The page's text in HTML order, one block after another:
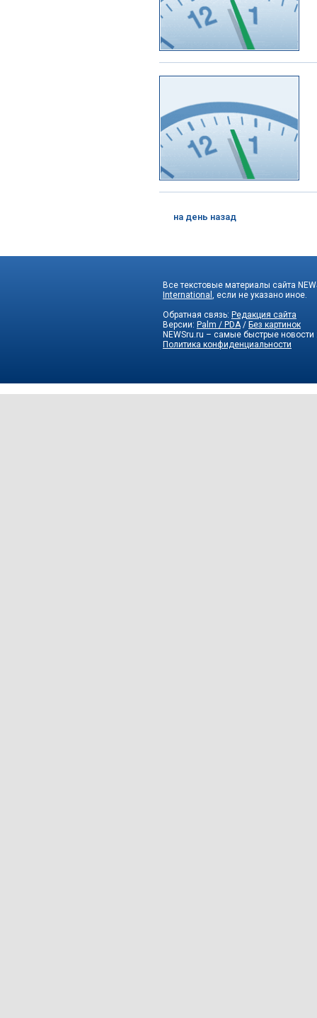
на день назад
Все текстовые материалы сайта
International , если не указано иное.
Обратная связь: Редакция сайта
Версии: Palm / PDA/ Без картинок
NEWSru.ru – самые быстрые новости
Политика конфиденциальности